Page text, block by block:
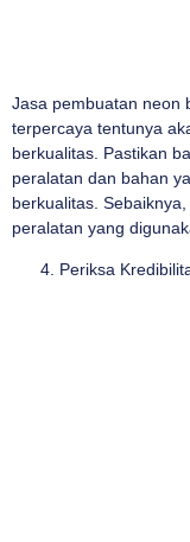
Jasa pembuatan neon
terpercaya tentunya
berkualitas. Pastikan
peralatan dan bahan
berkualitas.
peralatan yang
Periksa